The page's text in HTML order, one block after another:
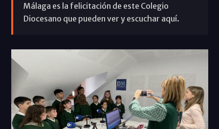
Málaga es la felicitación de este Colegio
Diocesano que pueden ver y escuchar aquí.